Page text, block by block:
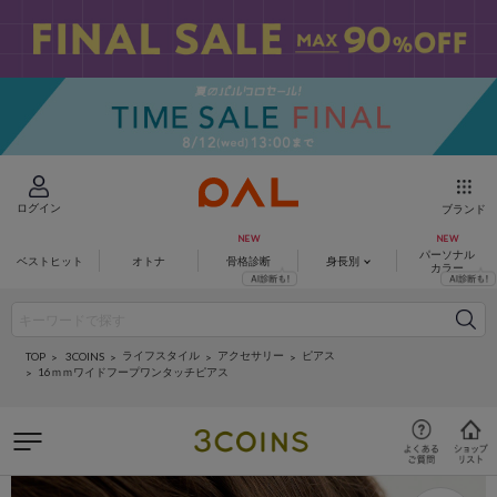
ログイン ブランド
ベストヒット オトナ 骨格診断 身長別
パーソナル
カラー
TOP 3COINS ライフスタイル アクセサリー
ピアス
16ｍｍワイドフープワンタッチピアス